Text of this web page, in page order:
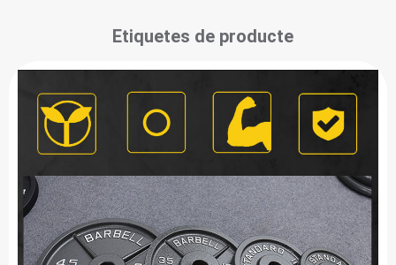
Etiquetes de producte